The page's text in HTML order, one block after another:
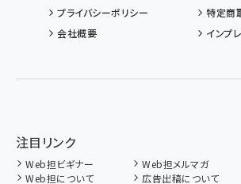
プライバシーポリシー
特定商
会社概要
インプ
注目リンク
Web担ビギナー Web担メルマガ
Web担について
広告出稿について